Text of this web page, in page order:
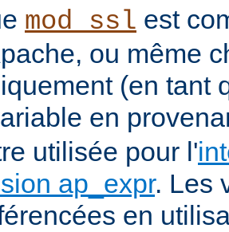
mod_ssl est
ou même
(en tant
en
utilisée pour l'
ap_expr. Les
en